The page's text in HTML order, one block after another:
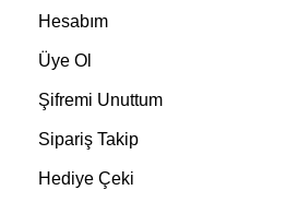
Hesabım
Üye Ol
Şifremi Unuttum
Sipariş Takip
Hediye Çeki